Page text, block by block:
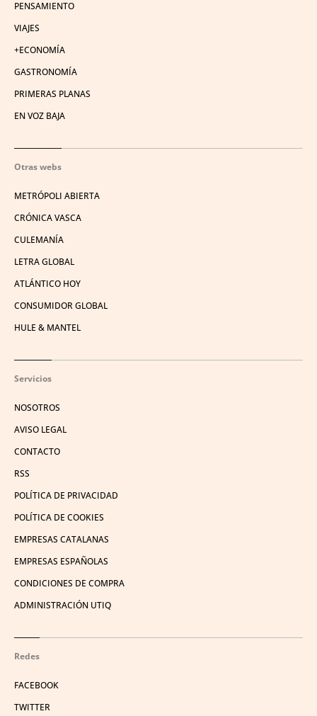
PENSAMIENTO
VIAJES
+ECONOMÍA
GASTRONOMÍA
PRIMERAS PLANAS
EN VOZ BAJA
Otras webs
METRÓPOLI ABIERTA
CRÓNICA VASCA
CULEMANÍA
LETRA GLOBAL
ATLÁNTICO HOY
CONSUMIDOR GLOBAL
HULE & MANTEL
Servicios
NOSOTROS
AVISO LEGAL
CONTACTO
RSS
POLÍTICA DE PRIVACIDAD
POLÍTICA DE COOKIES
EMPRESAS CATALANAS
EMPRESAS ESPAÑOLAS
CONDICIONES DE COMPRA
ADMINISTRACIÓN UTIQ
Redes
FACEBOOK
TWITTER